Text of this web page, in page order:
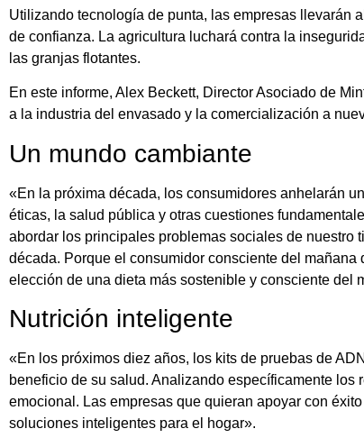
Utilizando tecnología de punta, las empresas llevarán
de confianza. La agricultura luchará contra la
las granjas flotantes.
En este informe, Alex Beckett, Director Asociado de
a la industria del envasado y la comercialización a
Un mundo cambiante
«En la próxima década, los consumidores anhelarán
éticas, la salud pública y otras cuestiones
abordar los principales problemas sociales de nuestro
década. Porque el consumidor consciente del
elección de una dieta más sostenible y consciente del
Nutrición inteligente
«En los próximos diez años, los kits de pruebas de
beneficio de su salud. Analizando específicamente
emocional. Las empresas que quieran apoyar con
soluciones inteligentes para el hogar».